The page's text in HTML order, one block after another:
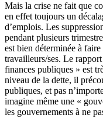
Mais la crise ne fait que
en effet toujours un
d’emplois. Les
pendant plusieurs
est bien déterminée à
travailleurs/ses. Le
finances publiques » est
niveau de la dette, il
publiques, et pas
imagine même une «
les gouvernements à ne